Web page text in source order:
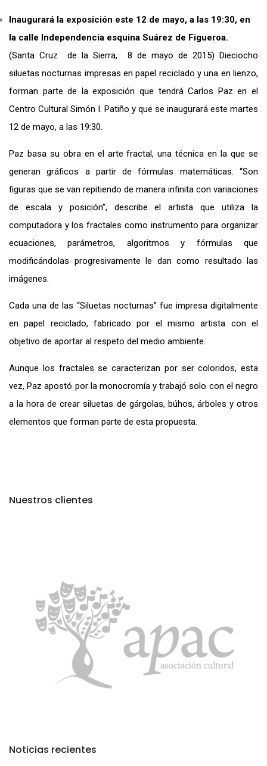
Inaugurará la exposición este 12 de mayo, a las 19:30, en
la calle Independencia esquina Suárez de Figueroa.
(Santa Cruz de la Sierra, 8 de mayo de 2015) Dieciocho
siluetas nocturnas impresas en papel reciclado y una en lienzo,
forman parte de la exposición que tendrá Carlos Paz en el
Centro Cultural Simón I. Patiño y que se inaugurará este martes
12 de mayo, a las 19:30.
Paz basa su obra en el arte fractal, una técnica en la que se
generan gráficos a partir de fórmulas matemáticas. “Son
figuras que se van repitiendo de manera infinita con variaciones
de escala y posición”, describe el artista que utiliza la
computadora y los fractales como instrumento para organizar
ecuaciones, parámetros, algoritmos y fórmulas que
modificándolas progresivamente le dan como resultado las
imágenes.
Cada una de las “Siluetas nocturnas” fue impresa digitalmente
en papel reciclado, fabricado por el mismo artista con el
objetivo de aportar al respeto del medio ambiente.
Aunque los fractales se caracterizan por ser coloridos, esta
vez, Paz apostó por la monocromía y trabajó solo con el negro
a la hora de crear siluetas de gárgolas, búhos, árboles y otros
elementos que forman parte de esta propuesta.
Nuestros clientes
Noticias recientes